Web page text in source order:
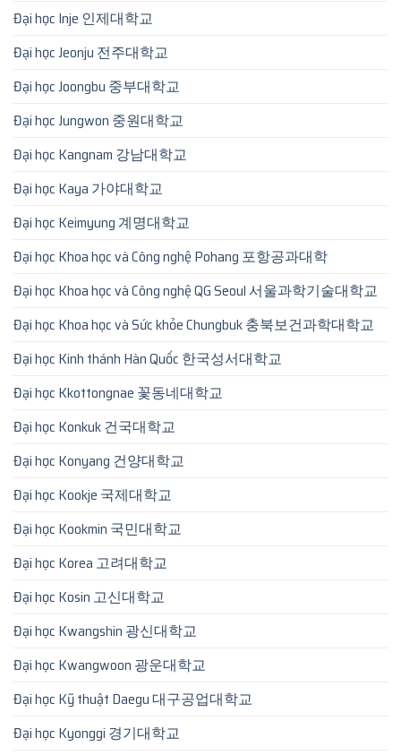
Đại học Inje 인제대학교
Đại học Jeonju 전주대학교
Đại học Joongbu 중부대학교
Đại học Jungwon 중원대학교
Đại học Kangnam 강남대학교
Đại học Kaya 가야대학교
Đại học Keimyung 계명대학교
Đại học Khoa học và Công nghệ Pohang 포항공과대학
Đại học Khoa học và Công nghệ QG Seoul 서울과학기술대학교
Đại học Khoa học và Sức khỏe Chungbuk 충북보건과학대학교
Đại học Kinh thánh Hàn Quốc 한국성서대학교
Đại học Kkottongnae 꽃동네대학교
Đại học Konkuk 건국대학교
Đại học Konyang 건양대학교
Đại học Kookje 국제대학교
Đại học Kookmin 국민대학교
Đại học Korea 고려대학교
Đại học Kosin 고신대학교
Đại học Kwangshin 광신대학교
Đại học Kwangwoon 광운대학교
Đại học Kỹ thuật Daegu 대구공업대학교
Đại học Kyonggi 경기대학교